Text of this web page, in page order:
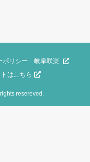
ポリシー
岐阜咲楽
トはこちら
resereved.